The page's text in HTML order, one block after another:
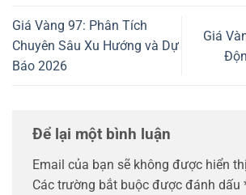
Giá Vàng 97: Phân Tích
Chuyên Sâu Xu Hướng và Dự
Báo 2026
Giá
Để lại một bình luận
Email của bạn sẽ không được hiển
Các trường bắt buộc được đánh dấu